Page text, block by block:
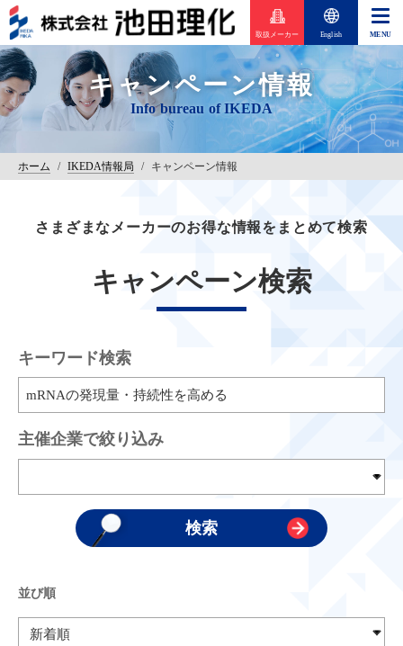
取扱メーカー English
キャンペーン情報
ホーム / IKEDA情報局 / キャンペーン情報
さまざまなメーカーのお得な情報をまとめて検索
キャンペーン検索
キーワード検索
主催企業で絞り込み
並び順